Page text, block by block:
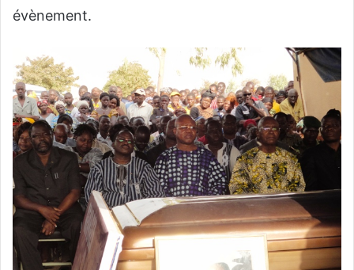
évènement.